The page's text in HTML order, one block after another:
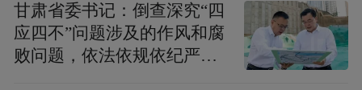
甘肃省委书记：倒查深究“四
应四不”问题涉及的作风和腐
败问题，依法依规依纪严肃